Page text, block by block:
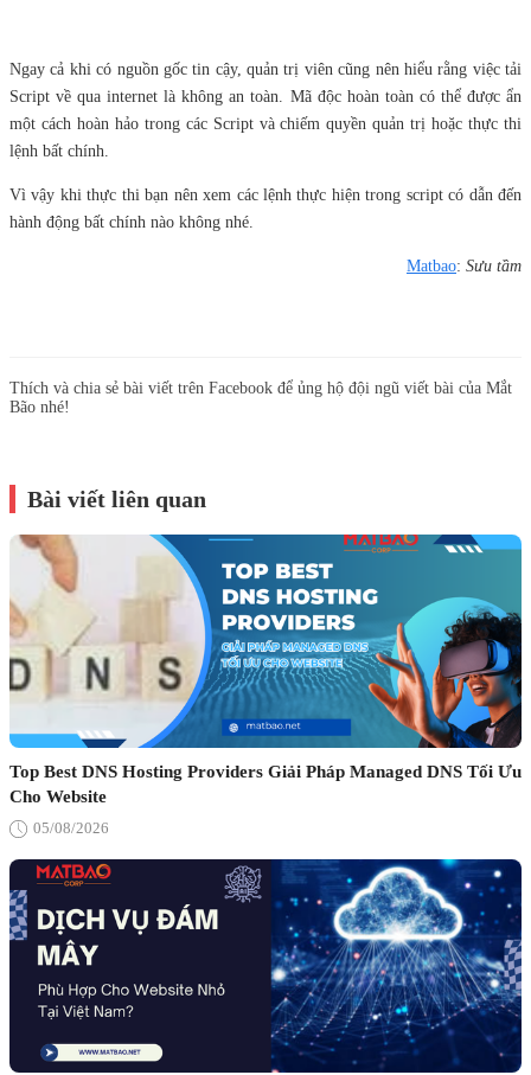
Ngay cả khi có nguồn gốc tin cậy, quản trị viên cũng nên hiểu rằng việc tải
Script về qua internet là không an toàn. Mã độc hoàn toàn có thể được ẩn
một cách hoàn hảo trong các Script và chiếm quyền quản trị hoặc thực thi
lệnh bất chính.
Vì vậy khi thực thi bạn nên xem các lệnh thực hiện trong script có dẫn đến
hành động bất chính nào không nhé.
Matbao: Sưu tầm
Thích và chia sẻ bài viết trên Facebook để ủng hộ đội ngũ viết bài của Mắt
Bão nhé!
Bài viết liên quan
Top Best DNS Hosting Providers Giải Pháp Managed DNS Tối Ưu
Cho Website
05/08/2026